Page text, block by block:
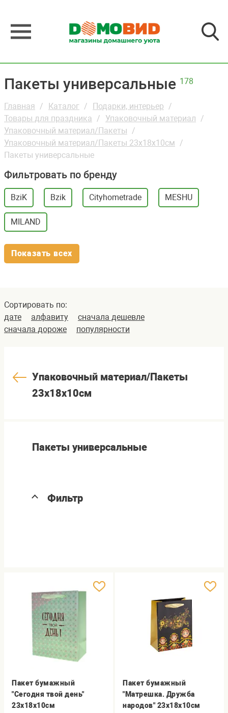
Пакеты универсальные 178
Главная Каталог
Подарки, интерьер
Товары для праздника
Упаковочный материал
Упаковочный материал/Пакеты
Упаковочный материал/Пакеты 23х18х10см
Пакеты универсальные
Фильтровать по бренду
BziK Bzik Cityhometrade MESHU
MILAND
Показать всех
Сортировать по:
дате
алфавиту
сначала дешевле
сначала дороже
популярности
Упаковочный материал/Пакеты
23х18х10см
Пакеты универсальные
Фильтр
Пакет бумажный
"Сегодня твой день"
23х18х10см
Пакет бумажный
"Матрешка. Дружба
народов" 23х18х10см